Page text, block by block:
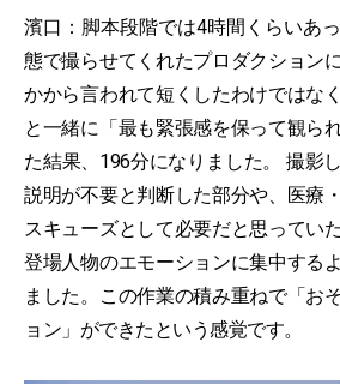
濱口：脚本段階では4時間くらいあ
態で撮らせてくれたプロダクション
かから言われて短くしたわけではな
と一緒に「最も緊張感を保って観ら
た結果、196分になりました。 撮影
説明が不要と判断した部分や、医療
スキューズとして必要だと思ってい
登場人物のエモーションに集中する
ました。この作業の積み重ねで「お
ョン」ができたという感覚です。